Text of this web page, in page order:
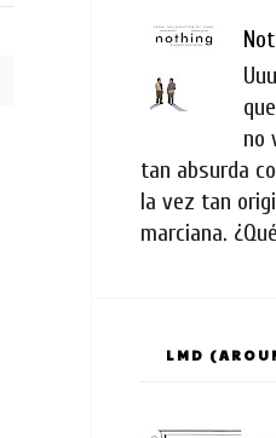
no
tan absurda
la vez tan
marciana.
LMD